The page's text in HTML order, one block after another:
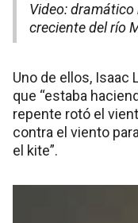
Video:
creciente del río
Uno de ellos, Isaac
que “estaba
repente rotó el
contra el viento
el kite”.